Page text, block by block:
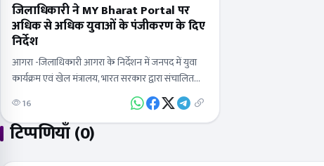
जिलाधिकारी ने MY Bharat Portal पर
अधिक से अधिक युवाओं के पंजीकरण के दिए
निर्देश
आगरा -जिलाधिकारी आगरा के निर्देशन में जनपद में युवा
कार्यक्रम एवं खेल मंत्रालय, भारत सरकार द्वारा संचालित
MY Bharat Portal पर 15 से 29 वर्ष आयु वर्ग के…
16
टिप्पणियाँ (0)